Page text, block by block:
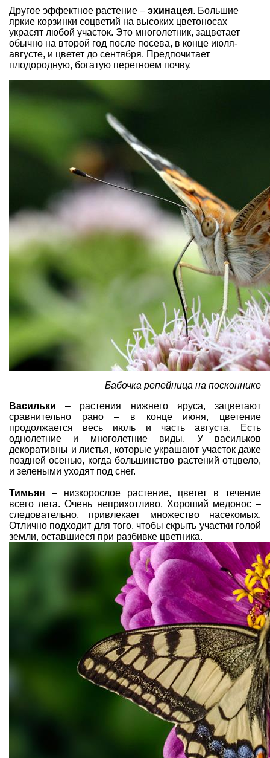
Другое эффектное растение – эхинацея. Большие
яркие корзинки соцветий на высоких цветоносах
украсят любой участок. Это многолетник, зацветает
обычно на второй год после посева, в конце июля-
августе, и цветет до сентября. Предпочитает
плодородную, богатую перегноем почву.
Бабочка репейница на посконнике
Васильки – растения нижнего яруса, зацветают
сравнительно рано – в конце июня, цветение
продолжается весь июль и часть августа. Есть
однолетние и многолетние виды. У васильков
декоративны и листья, которые украшают участок даже
поздней осенью, когда большинство растений отцвело,
и зелеными уходят под снег.
Тимьян – низкорослое растение, цветет в течение
всего лета. Очень неприхотливо. Хороший медонос –
следовательно, привлекает множество насекомых.
Отлично подходит для того, чтобы скрыть участки голой
земли, оставшиеся при разбивке цветника.